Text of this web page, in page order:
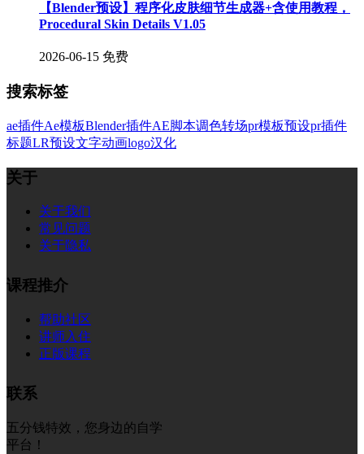
【Blender预设】程序化皮肤细节生成器+含使用教程，
Procedural Skin Details V1.05
2026-06-15 免费
搜索标签
ae插件Ae模板Blender插件AE脚本调色转场pr模板预设pr插件
标题LR预设文字动画logo汉化
关于
关于我们
常见问题
关于隐私
课程推介
帮助社区
讲师入住
正版课程
联系
五分钱特效，您身边的自学
平台！